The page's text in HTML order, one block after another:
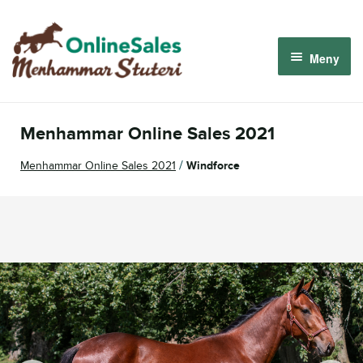
Hoppa
till
navigering
Hoppa
till
innehåll
Meny
Logga in
Menhammar Online Sales 2021
Menhammar Online Sales 2021 / Windforce